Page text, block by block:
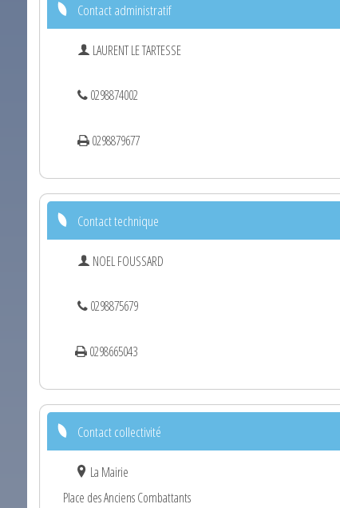
Contact administratif
LAURENT LE TARTESSE
0298874002
0298879677
Contact technique
NOEL FOUSSARD
0298875679
0298665043
Contact collectivité
La Mairie
Place des Anciens Combattants